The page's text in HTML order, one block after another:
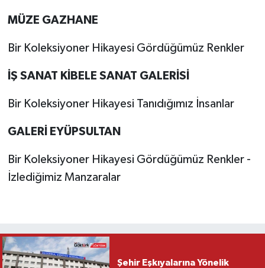
MÜZE GAZHANE
Bir Koleksiyoner Hikayesi Gördüğümüz Renkler
İŞ SANAT KİBELE SANAT GALERİSİ
Bir Koleksiyoner Hikayesi Tanıdığımız İnsanlar
GALERİ EYÜPSULTAN
Bir Koleksiyoner Hikayesi Gördüğümüz Renkler -
İzlediğimiz Manzaralar
Şehir Eşkıyalarına Yönelik